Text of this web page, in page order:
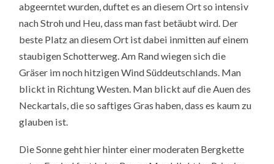
abgeerntet wurden, duftet es an diesem Ort so intensiv
nach Stroh und Heu, dass man fast betäubt wird. Der
beste Platz an diesem Ort ist dabei inmitten auf einem
staubigen Schotterweg. Am Rand wiegen sich die
Gräser im noch hitzigen Wind Süddeutschlands. Man
blickt in Richtung Westen. Man blickt auf die Auen des
Neckartals, die so saftiges Gras haben, dass es kaum zu
glauben ist.
Die Sonne geht hier hinter einer moderaten Bergkette